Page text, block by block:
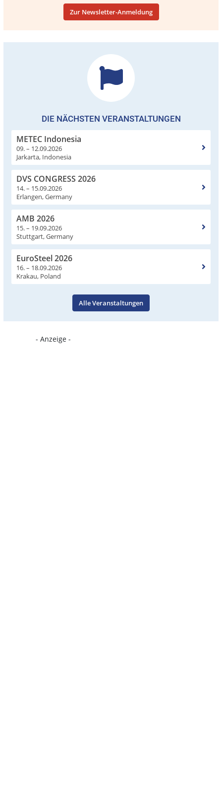
Zur Newsletter-Anmeldung
DIE NÄCHSTEN VERANSTALTUNGEN
METEC Indonesia
09. – 12.09.2026
Jarkarta, Indonesia
DVS CONGRESS 2026
14. – 15.09.2026
Erlangen, Germany
AMB 2026
15. – 19.09.2026
Stuttgart, Germany
EuroSteel 2026
16. – 18.09.2026
Krakau, Poland
Alle Veranstaltungen
- Anzeige -